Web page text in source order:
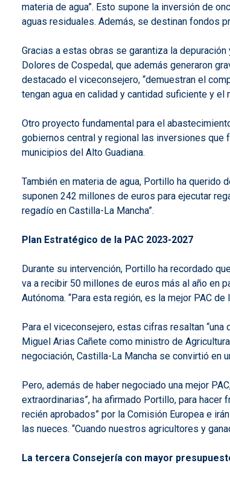
materia de agua”. Esto supone la inversión de
aguas residuales. Además, se destinan fondos
Gracias a estas obras se garantiza la
Dolores de Cospedal, que además generaron
destacado el viceconsejero, “demuestran el
tengan agua en calidad y cantidad suficiente y
Otro proyecto fundamental para el
gobiernos central y regional las inversiones que
municipios del Alto Guadiana.
También en materia de agua, Portillo ha querido
suponen 242 millones de euros para ejecutar
regadío en Castilla-La Mancha”.
Plan Estratégico de la PAC 2023-2027
Durante su intervención, Portillo ha recordado
va a recibir 50 millones de euros más al año en
Autónoma. “Para esta región, es la mejor PAC de
Para el viceconsejero, estas cifras resaltan
Miguel Arias Cañete como ministro de
negociación, Castilla-La Mancha se convirtió en
Pero, además de haber negociado una mejor
extraordinarias”, ha afirmado Portillo, para
recién aprobados” por la Comisión Europea e
las nueces. “Cuando nuestros agricultores y
La tercera Consejería con mayor